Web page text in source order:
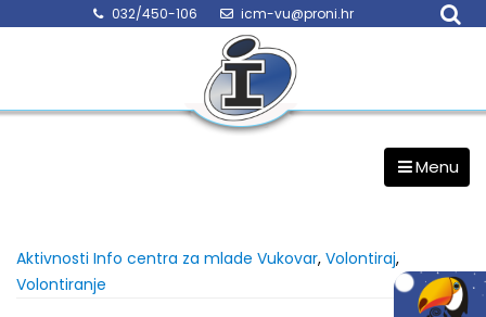
032/450-106 icm-vu@proni.hr
Menu
Aktivnosti Info centra za mlade Vukovar, Volontiraj,
Volontiranje